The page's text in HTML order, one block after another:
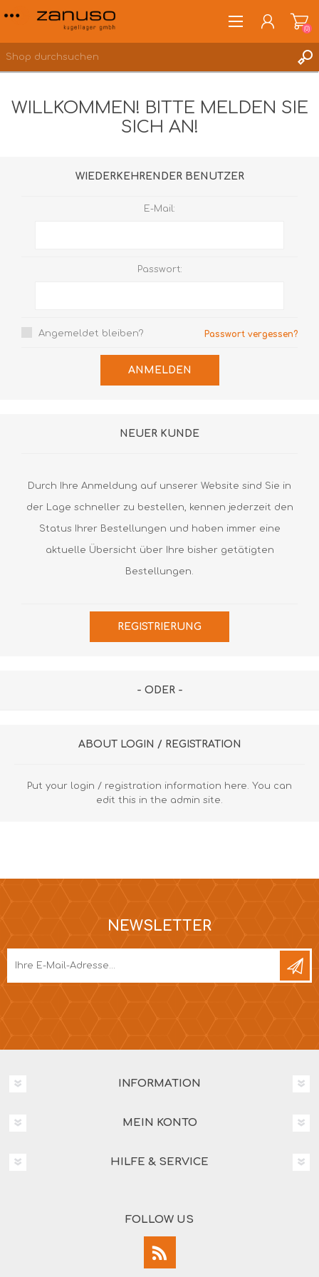
(0)
WILLKOMMEN! BITTE MELDEN SIE
SICH AN!
WIEDERKEHRENDER BENUTZER
E-Mail:
Passwort:
Angemeldet bleiben? Passwort vergessen?
ANMELDEN
NEUER KUNDE
Durch Ihre Anmeldung auf unserer Website sind Sie in
der Lage schneller zu bestellen, kennen jederzeit den
Status Ihrer Bestellungen und haben immer eine
aktuelle Übersicht über Ihre bisher getätigten
Bestellungen.
REGISTRIERUNG
- ODER -
ABOUT LOGIN / REGISTRATION
Put your login / registration information here. You can
edit this in the admin site.
NEWSLETTER
INFORMATION
MEIN KONTO
HILFE & SERVICE
FOLLOW US